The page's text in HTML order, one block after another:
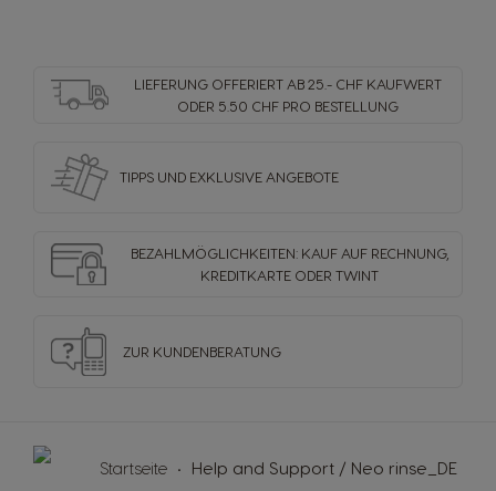
LIEFERUNG OFFERIERT AB 25.- CHF KAUFWERT
ODER 5.50 CHF PRO BESTELLUNG
TIPPS UND EXKLUSIVE ANGEBOTE
BEZAHLMÖGLICHKEITEN: KAUF AUF RECHNUNG,
KREDITKARTE ODER TWINT
ZUR KUNDENBERATUNG
Startseite Help and Support / Neo rinse_DE